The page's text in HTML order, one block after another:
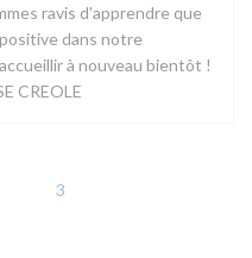
ravis d'apprendre que
dans notre
à nouveau bientôt !
CREOLE
3